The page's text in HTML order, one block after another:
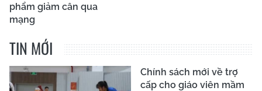
phẩm giảm cân qua
mạng
TIN MỚI
Chính sách mới về trợ
cấp cho giáo viên mầm